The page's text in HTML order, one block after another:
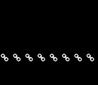
Actualités
Politique
Économie
CultureSociété
SportSanté